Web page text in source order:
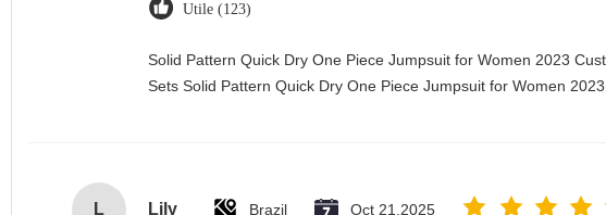
Utile (123)
Solid Pattern Quick Dry One Piece Jumpsuit for Women 2023
Sets Solid Pattern Quick Dry One Piece Jumpsuit for Women
L Lily Brazil Oct 21.2025